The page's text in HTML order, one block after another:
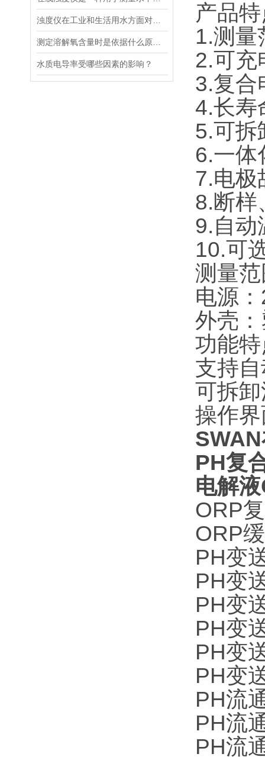
水质电导率受哪些因素的影响？
产品
1.测量
2.可充
3.复合
4.长寿
5.可拆
6.一体
7.电极
8.断样
9.自动
10.可
测量
电源
外壳
功能
支持
可拆
操作界
PH复
电解
ORP
ORP
PH变
PH变
PH变
PH变
PH变
PH变
PH流
PH流
PH流